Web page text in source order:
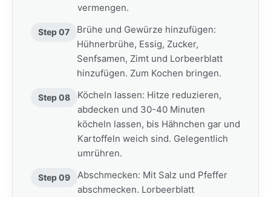
vermengen.
Step 07
Brühe und Gewürze hinzufügen:
Hühnerbrühe, Essig, Zucker,
Senfsamen, Zimt und Lorbeerblatt
hinzufügen. Zum Kochen bringen.
Step 08
Köcheln lassen: Hitze reduzieren,
abdecken und 30-40 Minuten
köcheln lassen, bis Hähnchen gar und
Kartoffeln weich sind. Gelegentlich
umrühren.
Step 09
Abschmecken: Mit Salz und Pfeffer
abschmecken. Lorbeerblatt